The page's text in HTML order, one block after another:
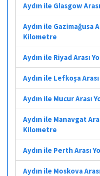
Aydın ile Glasgow
Aydın ile Gazimağusa
Kilometre
Aydın ile Riyad Arası
Aydın ile Lefkoşa
Aydın ile Mucur Arası
Aydın ile Manavgat
Kilometre
Aydın ile Perth Arası
Aydın ile Moskova